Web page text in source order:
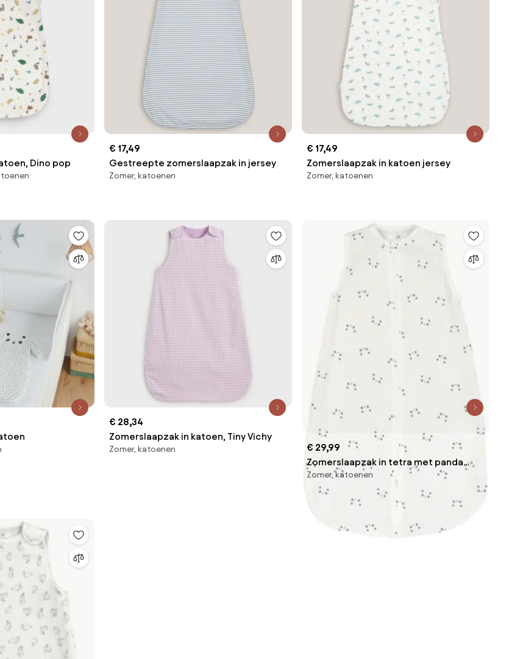
Dino pop
€ 17,49
Gestreepte zomerslaapzak in jersey
Zomer, katoenen
€ 17,49
Zomerslaapzak in katoen jersey
Zomer, katoenen
€ 28,34
Zomerslaapzak in katoen, Tiny Vichy
Zomer, katoenen
€ 29,99
Zomerslaapzak in tetra met panda
motiefjes, zomer
Zomer, katoenen